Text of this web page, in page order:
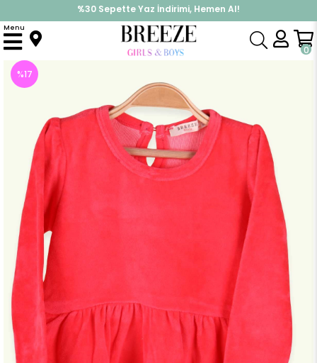
%30 Sepette Yaz İndirimi, Hemen Al!
İndirimlere ek %10 İndirimi Kap, Hemen Üye Ol!
0
Menu
Anasayfa Elbise Modelleri Uzun Kol Elbise
%17